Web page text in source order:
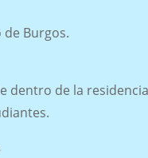
Burgos.
dentro de la